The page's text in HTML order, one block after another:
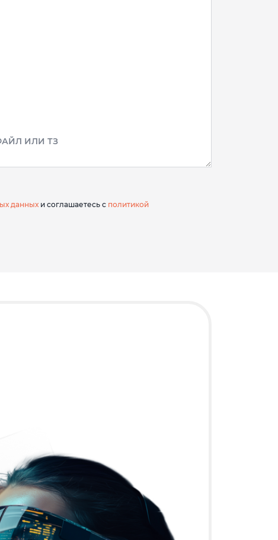
ИЛИ ТЗ
данных и соглашаетесь с политикой